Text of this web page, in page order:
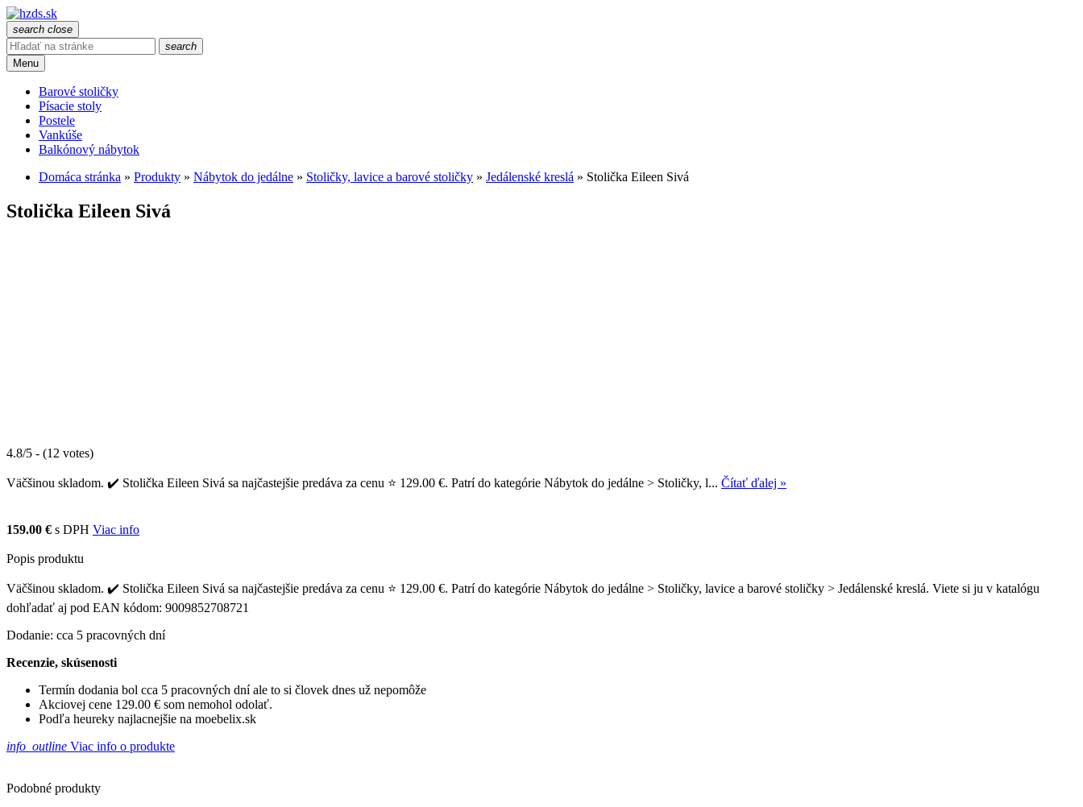
search close
search
Menu
Barové stoličky
Písacie stoly
Postele
Vankúše
Balkónový nábytok
Domáca stránka » Produkty » Nábytok do jedálne » Stoličky, lavice a barové stoličky » Jedálenské kreslá » Stolička Eileen Sivá
Stolička Eileen Sivá
4.8/5 - (12 votes)
Väčšinou skladom. ✔️ Stolička Eileen Sivá sa najčastejšie predáva za cenu ⭐ 129.00 €. Patrí do kategórie Nábytok do jedálne > Stoličky, l... Čítať ďalej »
159.00 € s DPH Viac info
Popis produktu
Väčšinou skladom. ✔️ Stolička Eileen Sivá sa najčastejšie predáva za cenu ⭐ 129.00 €. Patrí do kategórie Nábytok do jedálne > Stoličky, lavice a barové stoličky > Jedálenské kreslá. Viete si ju v katalógu
dohľadať aj pod EAN kódom: 9009852708721
Dodanie: cca 5 pracovných dní
Recenzie, skúsenosti
Termín dodania bol cca 5 pracovných dní ale to si človek dnes už nepomôže
Akciovej cene 129.00 € som nemohol odolať.
Podľa heureky najlacnejšie na moebelix.sk
info_outline Viac info o produkte
Podobné produkty